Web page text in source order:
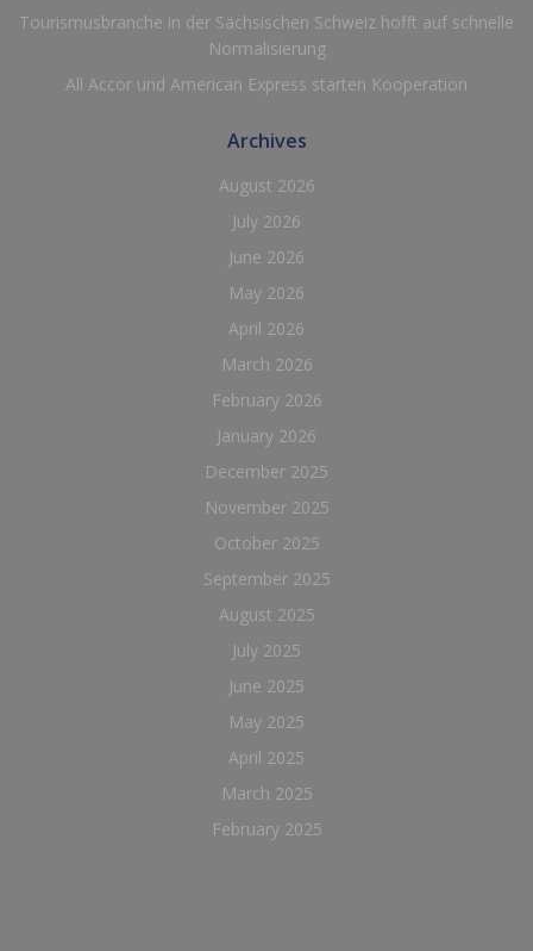
Tourismusbranche in der Sächsischen Schweiz hofft auf schnelle
Normalisierung
All Accor und American Express starten Kooperation
Archives
August 2026
July 2026
June 2026
May 2026
April 2026
March 2026
February 2026
January 2026
December 2025
November 2025
October 2025
September 2025
August 2025
July 2025
June 2025
May 2025
April 2025
March 2025
February 2025